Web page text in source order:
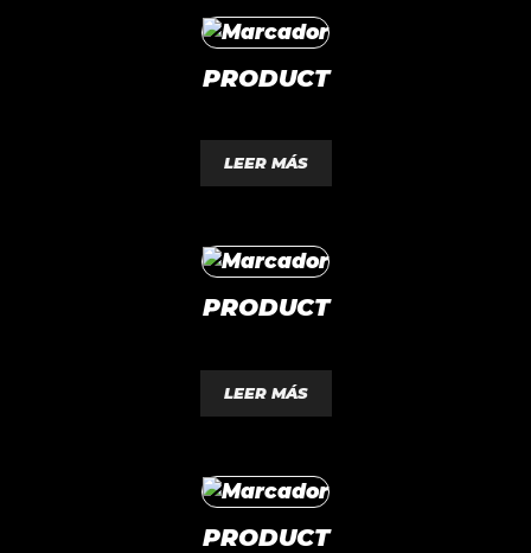
PRODUCT
0
d
e
5
LEER MÁS
PRODUCT
0
d
e
5
LEER MÁS
PRODUCT